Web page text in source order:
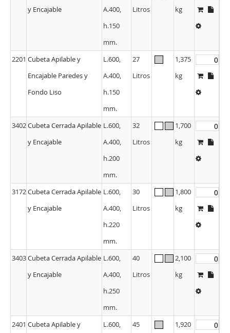
y Encajable
A.400,
h.150
mm.
Litros
kg
2201 Cubeta Apilable y
Encajable Paredes y
Fondo Liso
L.600,
A.400,
h.150
mm.
27
Litros
1,375
kg
3402Cubeta Cerrada Apilable
y Encajable
L.600,
A.400,
h.200
mm.
32
Litros
1,700
kg
3172Cubeta Cerrada Apilable
y Encajable
L.600,
A.400,
h.220
mm.
30
Litros
1,800
kg
3403Cubeta Cerrada Apilable
y Encajable
L.600,
A.400,
h.250
mm.
40
Litros
2,100
kg
2401 Cubeta Apilable y
L.600,
45
1,920